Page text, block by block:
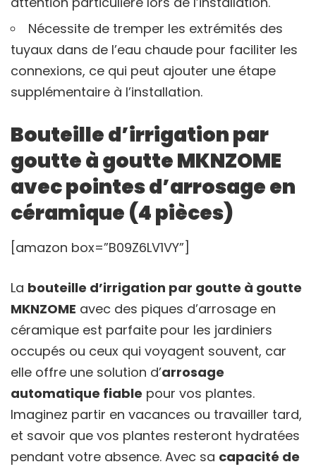
Nécessite de tremper les extrémités des
tuyaux dans de l’eau chaude pour faciliter les
connexions, ce qui peut ajouter une étape
supplémentaire à l’installation.
Bouteille d’irrigation par
goutte à goutte MKNZOME
avec pointes d’arrosage en
céramique (4 pièces)
[amazon box=”B09Z6LV1VY”]
La bouteille d’irrigation par goutte à goutte
MKNZOME avec des piques d’arrosage en
céramique est parfaite pour les jardiniers
occupés ou ceux qui voyagent souvent, car
elle offre une solution d’arrosage
automatique fiable pour vos plantes.
Imaginez partir en vacances ou travailler tard,
et savoir que vos plantes resteront hydratées
pendant votre absence. Avec sa capacité de